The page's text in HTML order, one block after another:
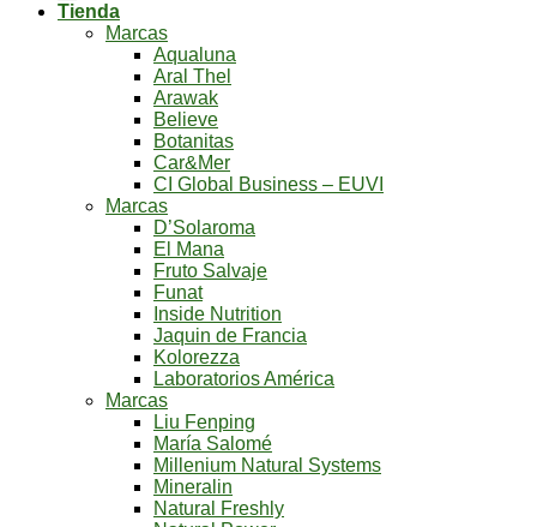
Tienda
Marcas
Aqualuna
Aral Thel
Arawak
Believe
Botanitas
Car&Mer
CI Global Business – EUVI
Marcas
D’Solaroma
El Mana
Fruto Salvaje
Funat
Inside Nutrition
Jaquin de Francia
Kolorezza
Laboratorios América
Marcas
Liu Fenping
María Salomé
Millenium Natural Systems
Mineralin
Natural Freshly